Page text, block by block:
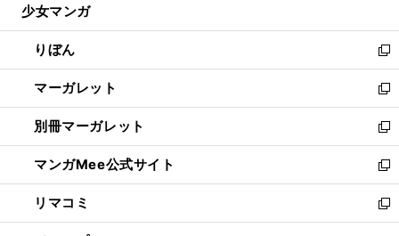
開
く
ウ
で
開
く
ン
ド
ウ
で
開
く
ウ
ィ
ン
ド
ウ
で
開
く
少女マンガ
りぼん
新
し
い
ウ
ィ
ン
ド
ウ
で
開
マーガレット
新
し
い
ウ
ィ
ン
ド
ウ
別冊マーガレット
新
し
い
ウ
ィ
ン
マンガMee公式サイト
新
し
い
ウ
リマコミ
新
し